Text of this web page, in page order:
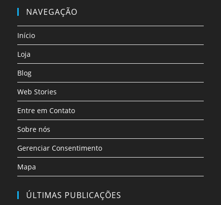
em
nova
aba
em
aba
aba
aba
aba
aba
NAVEGAÇÃO
Início
Loja
Blog
Web Stories
Entre em Contato
Sobre nós
Gerenciar Consentimento
Mapa
ÚLTIMAS PUBLICAÇÕES